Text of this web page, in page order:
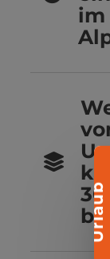
U
r
l
a
u
b
g
e
w
i
n
n
e
im